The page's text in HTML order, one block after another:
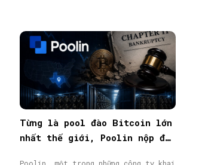
Từng là pool đào Bitcoin lớn
nhất thế giới, Poolin nộp đơn
Poolin, một trong những công ty khai